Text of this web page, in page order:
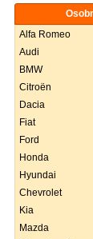
Alfa Romeo
Audi
BMW
Citroën
Dacia
Fiat
Ford
Honda
Hyundai
Chevrolet
Kia
Mazda